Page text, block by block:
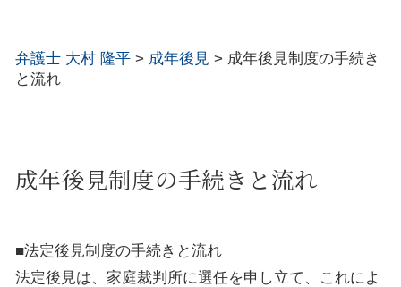
弁護士 大村 隆平 > 成年後見 > 成年後見制度の手続き
と流れ
成年後見制度の手続きと流れ
■法定後見制度の手続きと流れ
法定後見は、家庭裁判所に選任を申し立て、これによ